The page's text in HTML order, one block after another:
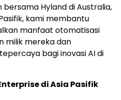
Hyland di Australia,
kami membantu
manfaat otomatisasi
milik mereka dan
bagi inovasi AI di
di Asia Pasifik